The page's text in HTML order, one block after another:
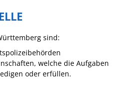
Kommunale
Wärmeplanung
sind:
welche die Aufgaben
oder erfüllen.